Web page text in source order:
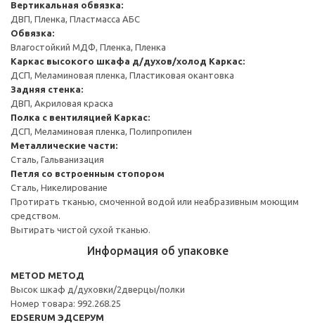
Вертикальная обвязка:
ДВП, Пленка, Пластмасса АБС
Обвязка:
Влагостойкий МДФ, Пленка, Пленка
Каркас высокого шкафа д/духов/холод Каркас:
ДСП, Меламиновая пленка, Пластиковая окантовка
Задняя стенка:
ДВП, Акриловая краска
Полка с вентиляцией Каркас:
ДСП, Меламиновая пленка, Полипропилен
Металлические части:
Сталь, Гальванизация
Петля со встроенным стопором
Сталь, Никелирование
Протирать тканью, смоченной водой или неабразивным моющим
средством.
Вытирать чистой сухой тканью.
Информация об упаковке
METOD МЕТОД
Высок шкаф д/духовки/2дверцы/полки
Номер товара: 992.268.25
EDSERUM ЭДСЕРУМ